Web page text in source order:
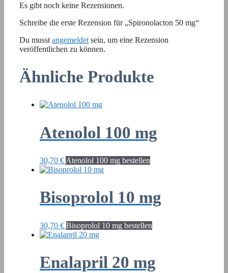
Es gibt noch keine Rezensionen.
Schreibe die erste Rezension für „Spironolacton 50 mg“
Du musst angemeldet sein, um eine Rezension
veröffentlichen zu können.
Ähnliche Produkte
Atenolol 100 mg
30,70 € Atenolol 100 mg bestellen
Bisoprolol 10 mg
30,70 € Bisoprolol 10 mg bestellen
Enalapril 20 mg